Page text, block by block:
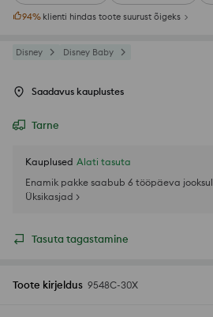
94% klienti hindas toote suurust õigeks
Disney Disney Baby
Saadavus kauplustes
Tarne
Kauplused Alati tasuta
Enamik pakke saabub 6 tööpäeva jooksul
Üksikasjad >
Tasuta tagastamine
Toote kirjeldus 9548C-30X